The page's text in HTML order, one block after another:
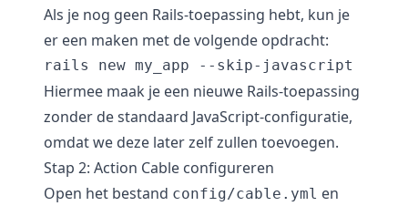
Als je nog geen Rails-toepassing hebt, kun je
er een maken met de volgende opdracht:
Hiermee maak je een nieuwe Rails-toepassing
zonder de standaard JavaScript-configuratie,
omdat we deze later zelf zullen toevoegen.
Stap 2: Action Cable configureren
Open het bestand config/cable.yml en